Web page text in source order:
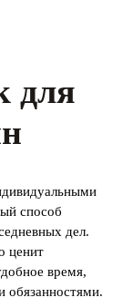
для
способ
дел.
ценит
время,
обязанностями.